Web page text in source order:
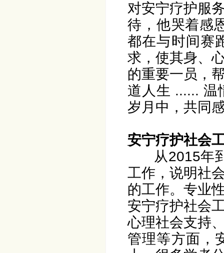
对安宁疗护服
待，他哭着感
都在与时间赛
求，使其身、
的重要一员，
道人生 ...... 温
岁月中，共同
安宁疗护社会
从2015年
工作，说明社
的工作。专业
安宁疗护社会
心理社会支持
管理等方面，